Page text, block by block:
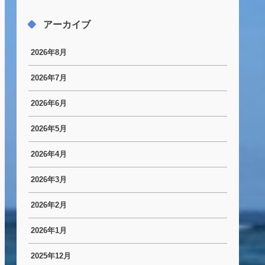
アーカイブ
2026年8月
2026年7月
2026年6月
2026年5月
2026年4月
2026年3月
2026年2月
2026年1月
2025年12月